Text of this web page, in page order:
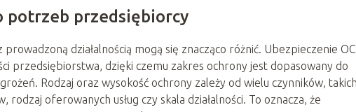
potrzeb przedsiębiorcy
działalnością mogą się znacząco różnić. Ubezpieczenie OC
przedsiębiorstwa, dzięki czemu zakres ochrony jest dopasowany do
Rodzaj oraz wysokość ochrony zależy od wielu czynników,
oferowanych usług czy skala działalności. To oznacza, że